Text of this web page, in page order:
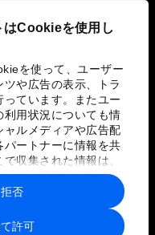
はCookieを使用し
を使って、ユーザー
や広告の表示、トラ
ています。またユー
用状況についても情
ルメディアや広告配
ートナーに情報を共
収集された情報は、
ナーに提供した他の情
ービスを使用した際
組み合わされ、各パー
れることがありま
許可
拒否